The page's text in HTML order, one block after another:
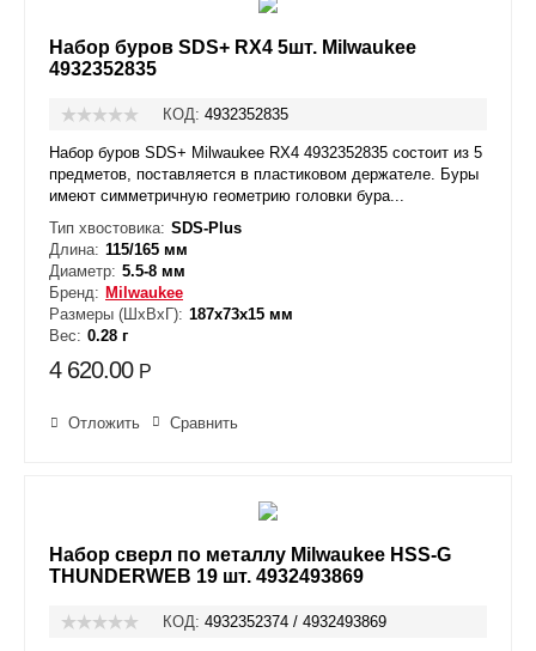
Набор буров SDS+ RX4 5шт. Milwaukee
4932352835
КОД: 4932352835
Набор буров SDS+ Milwaukee RX4 4932352835 состоит из 5
предметов, поставляется в пластиковом держателе. Буры
имеют симметричную геометрию головки бура...
Тип хвостовика: SDS-Plus
Длина: 115/165 мм
Диаметр: 5.5-8 мм
Бренд: Milwaukee
Размеры (ШxВxГ): 187x73x15 мм
Вес: 0.28 г
4 620.00 Р
Отложить Сравнить
Набор сверл по металлу Milwaukee HSS-G
THUNDERWEB 19 шт. 4932493869
КОД: 4932352374 / 4932493869